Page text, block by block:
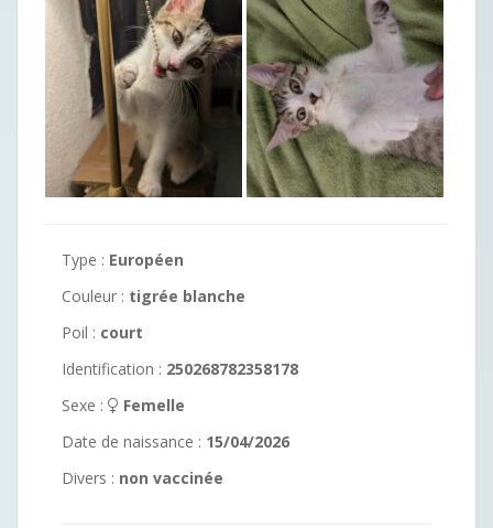
Type : Européen
Couleur : tigrée blanche
Poil : court
Identification : 250268782358178
Sexe :
Femelle
Date de naissance : 15/04/2026
Divers : non vaccinée